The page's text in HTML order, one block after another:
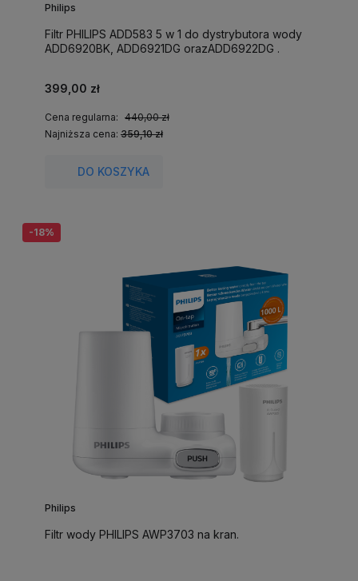
Philips
Filtr PHILIPS ADD583 5 w 1 do dystrybutora wody
ADD6920BK, ADD6921DG orazADD6922DG .
399,00 zł
Cena regularna: 440,00 zł
Najniższa cena: 359,10 zł
DO KOSZYKA
Philips
Filtr wody PHILIPS AWP3703 na kran.
-18%